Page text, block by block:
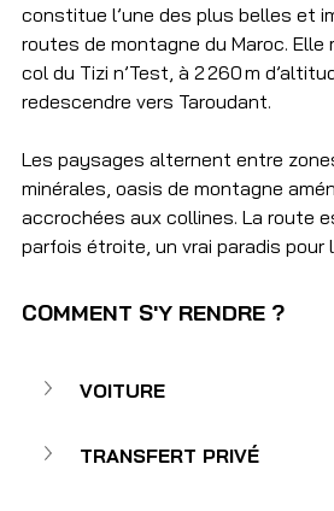
constitue l’une des plus belles et
routes de montagne du Maroc. Elle
col du Tizi n’Test, à 2 260 m
redescendre vers Taroudant.
Les paysages alternent entre
minérales, oasis de montagne
accrochées aux collines. La route
parfois étroite, un vrai paradis pour
COMMENT S'Y RENDRE ?
VOITURE
TRANSFERT PRIVÉ